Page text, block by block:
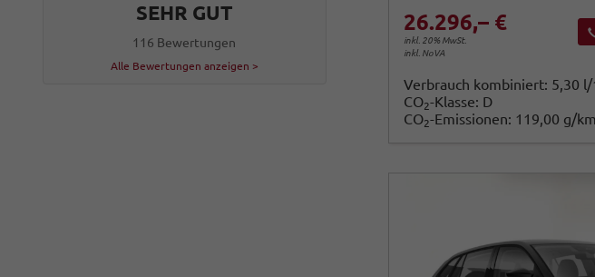
26.296,– €
inkl. 20% MwSt.
inkl. NoVA
Verbrauch kombiniert: 5,30
CO2-Klasse: D
CO2-Emissionen: 119,00 g/km
SEHR GUT
116 Bewertungen
Alle Bewertungen anzeigen >